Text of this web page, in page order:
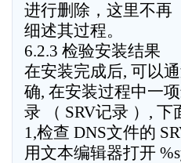
进行删除，这里不再
细述其过程。
6.2.3 检验安装结果
在安装完成后, 可以
确, 在安装过程中一
录 （ SRV记录 ）,
1,检查 DNS文件的
用文本编辑器打开